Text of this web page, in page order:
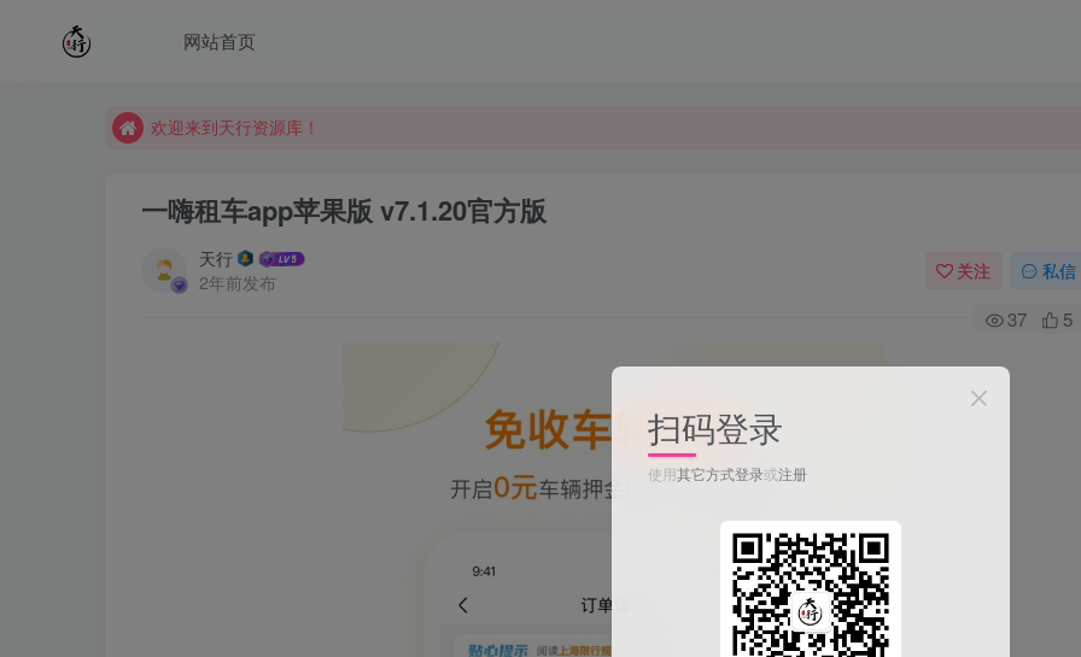
网站首页
欢迎来到天行资源库！
欢迎来到天行资源库！
一嗨租车app苹果版 v7.1.20官方版
天行
2年前发布
关注 私信
37 5
扫码登录
使用其它方式登录或注册